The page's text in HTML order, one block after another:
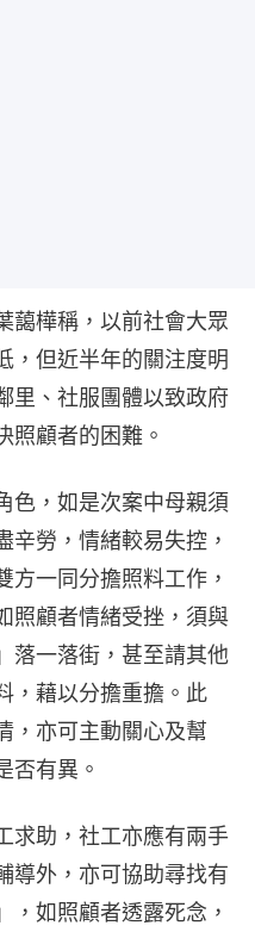
藹樺稱，以前社會大眾
，但近半年的關注度明
里、社服團體以致政府
照顧者的困難。
色，如是次案中母親須
辛勞，情緒較易失控，
方一同分擔照料工作，
照顧者情緒受挫，須與
落一落街，甚至請其他
，藉以分擔重擔。此
，亦可主動關心及幫
否有異。
求助，社工亦應有兩手
導外，亦可協助尋找有
，如照顧者透露死念，